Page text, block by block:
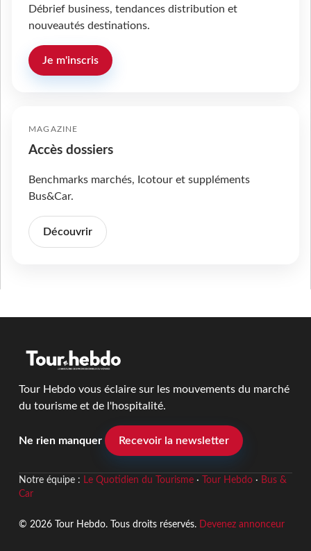
Débrief business, tendances distribution et
nouveautés destinations.
Je m'inscris
MAGAZINE
Accès dossiers
Benchmarks marchés, Icotour et suppléments
Bus&Car.
Découvrir
Tour Hebdo vous éclaire sur les mouvements du marché
du tourisme et de l'hospitalité.
Ne rien manquer Recevoir la newsletter
Notre équipe : Le Quotidien du Tourisme· Tour Hebdo· Bus &
Car
© 2026 Tour Hebdo. Tous droits réservés. Devenez annonceur